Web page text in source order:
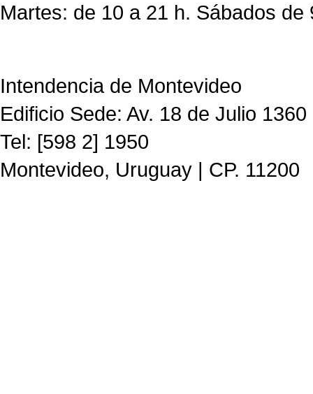
Martes: de 10 a 21 h. Sábados de
Intendencia de Montevideo
Edificio Sede: Av. 18 de Julio 1360
Tel: [598 2] 1950
Montevideo, Uruguay | CP. 11200